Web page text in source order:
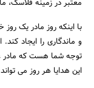
معتبر در زمینه فلاسک،
با اینکه روز مادر یک
و ماندگاری را ایجاد
توجه شما هست که مادر
این هدایا هر روز می